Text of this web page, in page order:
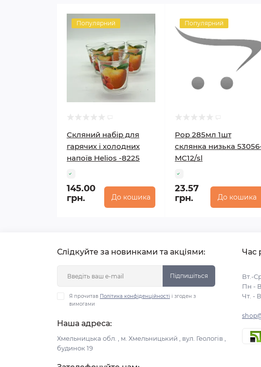
Популярний
Скляний набір для
гарячих і холодних
напоїв Helios -8225
145.00
грн.
До кошика
Популярний
Pop 285мл 1шт
склянка низька
МС12/sl
23.57
грн.
До кошика
Слідкуйте за новинками та акціями:
Підпишіться
Я прочитав Політика конфіденційності і згоден з
вимогами
Наша адреса:
Хмельницька обл. , м. Хмельницький , вул. Геологів ,
будинок 19
Час
Вт.-
Пн -
Чт. -